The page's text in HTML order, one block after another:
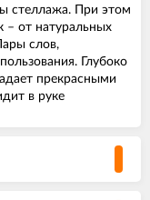
стеллажа. При этом
– от натуральных
слов,
Глубоко
прекрасными
в руке